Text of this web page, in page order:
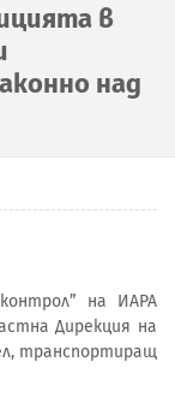
в
над
на ИАРА
Дирекция на
транспортиращ